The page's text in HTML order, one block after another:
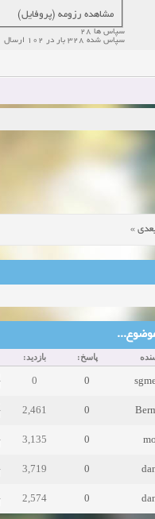
مشاهده رزومه (پروفایل)
سپاس ها 28
سپاس شده 328 بار در 102 ارسال
»
پاسخ: بازدید:
0
0
0
2,461
0
3,135
0
3,719
0
2,574